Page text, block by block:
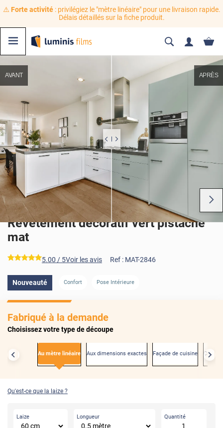
⚠️ Forte activité: privilégiez le "mètre linéaire" pour une livraison rapide.
Délais détaillés sur la fiche produit.
AVANT APRÈS
AVANT
Revêtement décoratif vert pistache
mat
*****
5.00 / 5Voir les avis Ref : MAT-2846
Nouveauté Confort Pose Intérieure
Fabriqué à la demande
Choisissez votre type de découpe
Au mètre linéaire Aux dimensions exactes Façade de cuisine
Qu'est-ce que la laize ?
Laize Longueur Quantité